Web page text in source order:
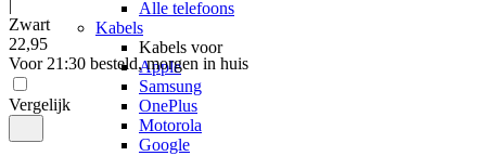
Alle telefoons
Kabels
Kabels voor
Apple
Samsung
OnePlus
Motorola
Google
|
Zwart
22,95
Voor 21:30 besteld, morgen in huis
Vergelijk